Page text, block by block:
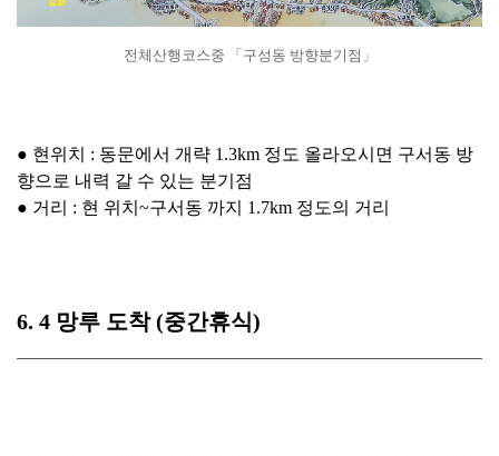
전체산행코스중 「구성동 방향분기점」
● 현위치 : 동문에서 개략 1.3km 정도 올라오시면 구서동 방
향으로 내력 갈 수 있는 분기점
● 거리 : 현 위치~구서동 까지 1.7km 정도의 거리
6. 4 망루 도착 (중간휴식)